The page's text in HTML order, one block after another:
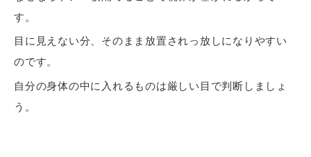
す。
目に見えない分、そのまま放置されっ放しになりやすい
のです。
自分の身体の中に入れるものは厳しい目で判断しましょ
う。